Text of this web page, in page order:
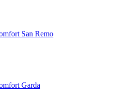
San Remo
Garda